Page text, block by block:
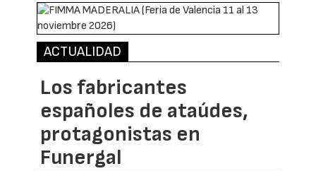
ACTUALIDAD
Los fabricantes
españoles de ataúdes,
protagonistas en
Funergal